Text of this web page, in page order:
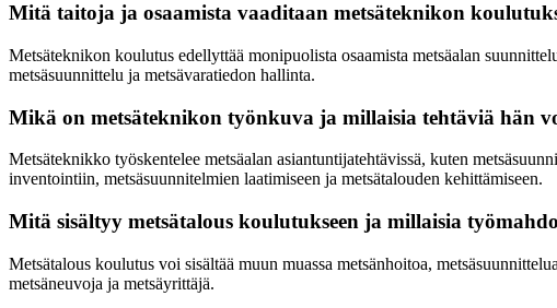
Mitä taitoja ja osaamista vaaditaan metsäteknikon
Metsäteknikon koulutus edellyttää monipuolista osaamista metsäalan
metsäsuunnittelu ja metsävaratiedon hallinta.
Mikä on metsäteknikon työnkuva ja millaisia tehtäviä hän
Metsäteknikko työskentelee metsäalan asiantuntijatehtävissä, kuten
inventointiin, metsäsuunnitelmien laatimiseen ja metsätalouden kehittämiseen.
Mitä sisältyy metsätalous koulutukseen ja millaisia
Metsätalous koulutus voi sisältää muun muassa metsänhoitoa,
metsäneuvoja ja metsäyrittäjä.